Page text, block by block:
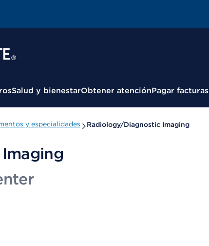
Salud y bienestarObtener atenciónPagar facturas
y especialidades Radiology/Diagnostic Imaging